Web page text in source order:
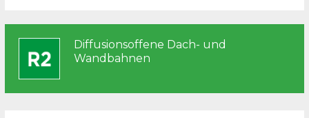
Diffusionsoffene Dach- und
Wandbahnen